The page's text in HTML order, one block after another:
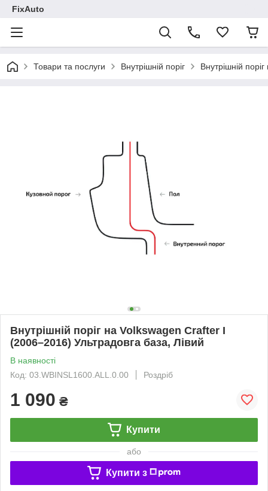
FixAuto
Товари та послуги Внутрішній поріг Внутрішній
Внутрішній поріг на Volkswagen Crafter I
(2006–2016) Ультрадовга база, Лівий
В наявності
Код: 03.WBINSL1600.ALL.0.00
Роздріб
1 090 ₴
Купити
або
Купити з